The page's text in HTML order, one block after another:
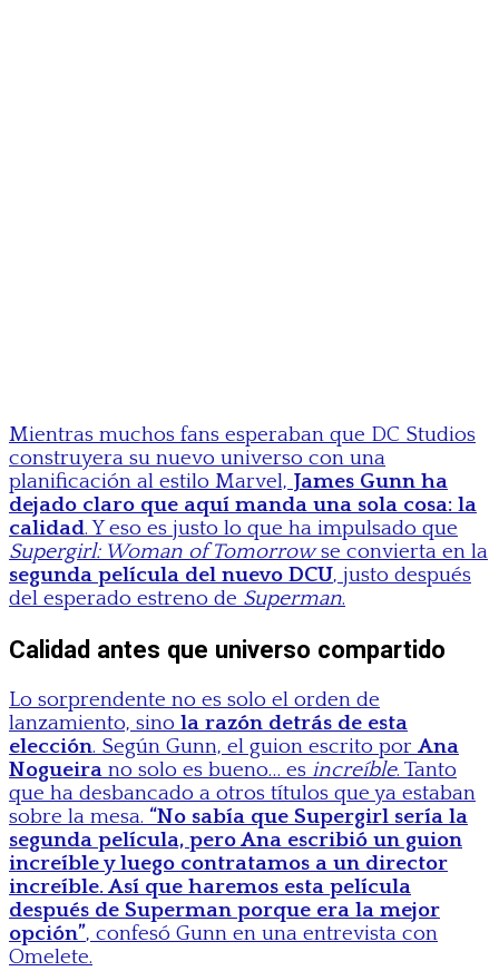
Mientras muchos fans esperaban que DC Studios
construyera su nuevo universo con una
planificación al estilo Marvel, James Gunn ha
dejado claro que aquí manda una sola cosa: la
calidad. Y eso es justo lo que ha impulsado que
Supergirl: Woman of Tomorrowse convierta en la
segunda película del nuevo DCU, justo después
del esperado estreno de Superman.
Calidad antes que universo compartido
Lo sorprendente no es solo el orden de
lanzamiento, sino la razón detrás de esta
elección. Según Gunn, el guion escrito por Ana
Nogueira no solo es bueno… es increíble. Tanto
que ha desbancado a otros títulos que ya estaban
sobre la mesa. “No sabía que Supergirl sería la
segunda película, pero Ana escribió un guion
increíble y luego contratamos a un director
increíble. Así que haremos esta película
después de Superman porque era la mejor
opción”, confesó Gunn en una entrevista con
Omelete.